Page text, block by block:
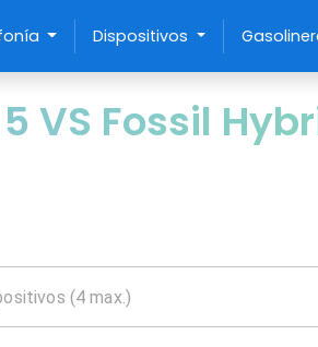
Dispositivos
Fossil